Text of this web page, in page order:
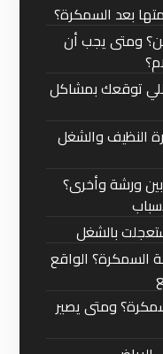
بعد السمكرة؟
ومتى يجب أن
توقعك بمشاكل
النظيف والشغل
ورشة وأخرى؟
بالشغل
السمكرة؟ الواقع
ومتى يصير